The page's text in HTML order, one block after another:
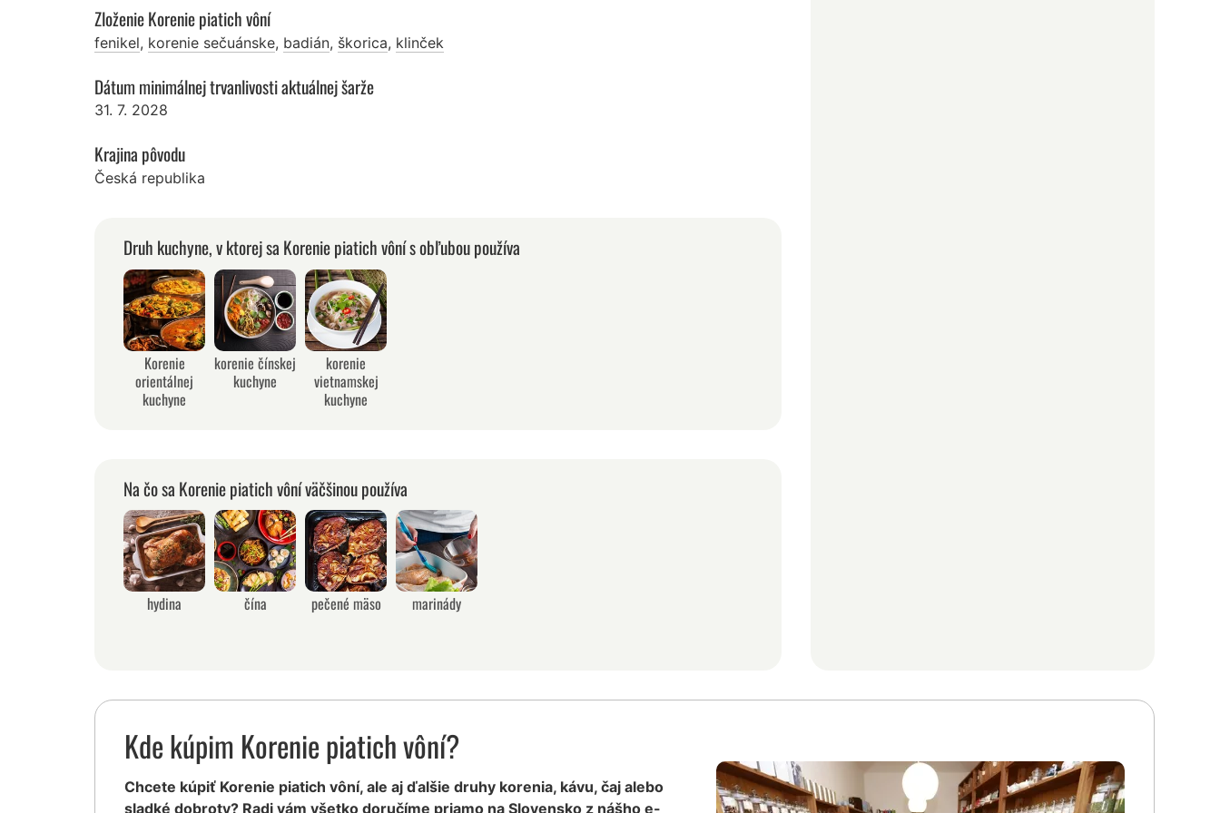
Zloženie Korenie piatich vôní
fenikel, korenie sečuánske, badián, škorica, klinček
Dátum minimálnej trvanlivosti aktuálnej šarže
31. 7. 2028
Krajina pôvodu
Česká republika
Druh kuchyne, v ktorej sa Korenie piatich vôní s obľubou používa
Korenie
orientálnej
kuchyne
korenie čínskej
kuchyne
korenie
vietnamskej
kuchyne
Na čo sa Korenie piatich vôní väčšinou používa
hydina čína pečené mäso marinády
Kde kúpim Korenie piatich vôní?
Chcete kúpiť Korenie piatich vôní, ale aj ďalšie druhy korenia, kávu, čaj alebo
sladké dobroty? Radi vám všetko doručíme priamo na Slovensko z nášho e-